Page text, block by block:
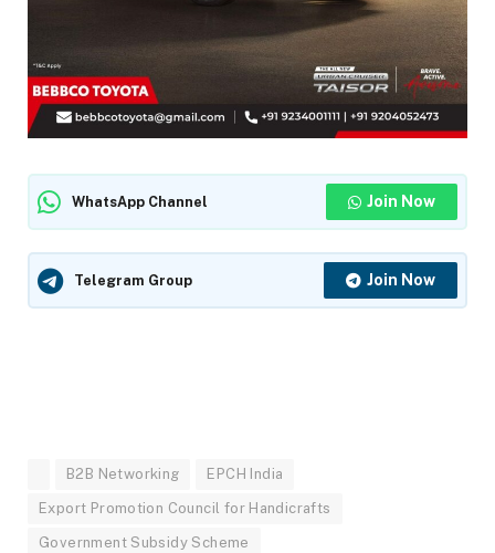
WhatsApp Channel Join Now
Telegram Group Join Now
B2B Networking EPCH India
Export Promotion Council for Handicrafts
Government Subsidy Scheme